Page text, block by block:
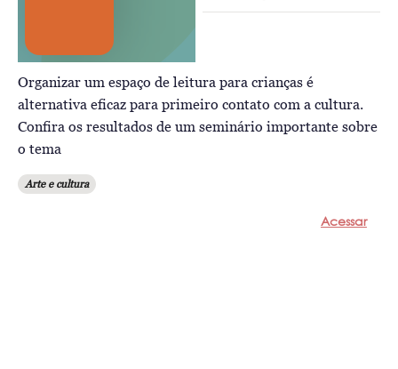
Organizar um espaço de leitura para crianças é
alternativa eficaz para primeiro contato com a cultura.
Confira os resultados de um seminário importante sobre
o tema
Arte e cultura
Acessar